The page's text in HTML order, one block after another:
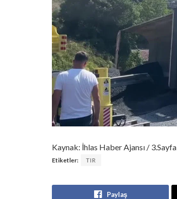
Kaynak: İhlas Haber Ajansı / 3.Sayfa
Etiketler: TIR
Paylaş